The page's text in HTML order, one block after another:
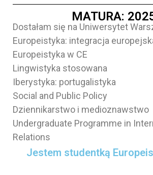
MATURA:
Dostałam się na Uniwersytet
Europeistyka: integracja
Europeistyka w CE
Lingwistyka stosowana
Iberystyka: portugalistyka
Social and Public Policy
Dziennikarstwo i medioznawstwo
Undergraduate Programme in
Relations
Jestem studentką